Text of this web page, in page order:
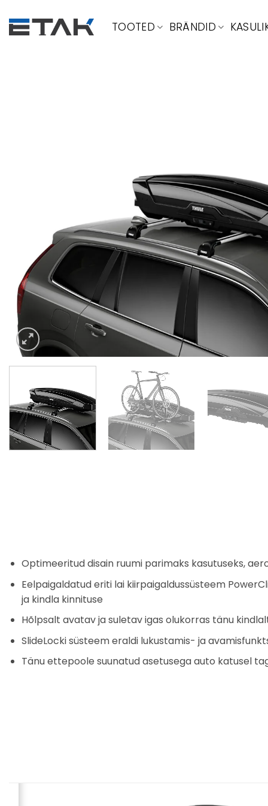
to
content
TOOTED BRÄNDID
Optimeeritud disain ruumi parimaks kasutuseks,
Eelpaigaldatud eriti lai kiirpaigaldussüsteem
ja kindla kinnituse
Hõlpsalt avatav ja suletav igas olukorras tänu
SlideLocki süsteem eraldi lukustamis- ja
Tänu ettepoole suunatud asetusega auto katusel